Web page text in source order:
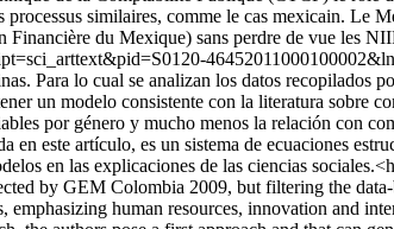
similaires, comme le cas mexicain. Le
du Mexique) sans perdre de vue les
Para lo cual se analizan los datos
un modelo consistente con la literatura sobre
por género y mucho menos la relación con
este artículo, es un sistema de ecuaciones
en las explicaciones de las ciencias
by GEM Colombia 2009, but filtering the
human resources, innovation and